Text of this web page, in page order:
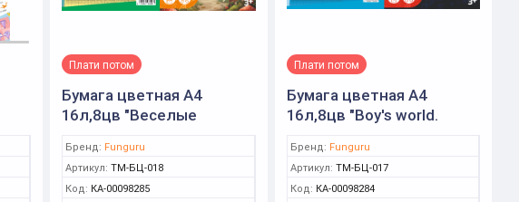
Плати потом
Бумага цветная А4
16л,8цв "Веселые
(Funguru)
Бренд: Funguru
Артикул: ТМ-БЦ-018
Код: КА-00098285
Плати потом
Бумага цветная А4
16л,8цв "Boy's world.
(Funguru)
Бренд: Funguru
Артикул: ТМ-БЦ-017
Код: КА-00098284